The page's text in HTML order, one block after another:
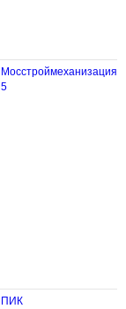
Мосстроймеханизация
5
ПИК